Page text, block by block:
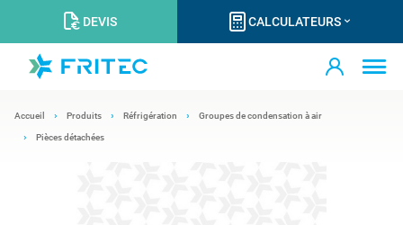
DEVIS CALCULATEURS
Accueil Produits Réfrigération Groupes de condensation à air
Pièces détachées